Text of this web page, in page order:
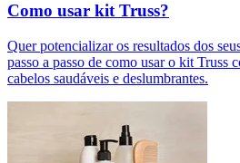
Como usar kit Truss?
Quer potencializar os resultados dos
passo a passo de como usar o kit Truss
cabelos saudáveis e deslumbrantes.